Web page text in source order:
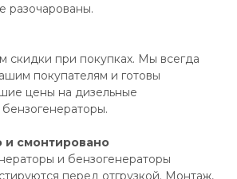
разочарованы.
скидки при покупках. Мы всегда
покупателям и готовы
цены на дизельные
и смонтировано
и бензогенераторы
перед отгрузкой. Монтаж,